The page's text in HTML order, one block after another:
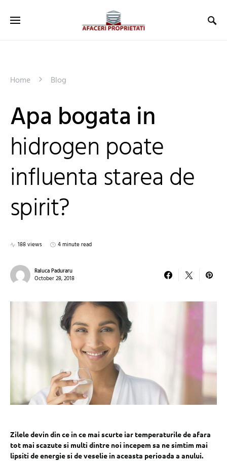
Home Blog
Apa bogata in
hidrogen poate
influenta starea de
spirit?
188 views 4 minute read
Raluca Paduraru
October 28, 2018
Zilele devin din ce in ce mai scurte iar temperaturile de afara
tot mai scazute si multi dintre noi incepem sa ne simtim mai
lipsiti de energie si de veselie in aceasta perioada a anului.